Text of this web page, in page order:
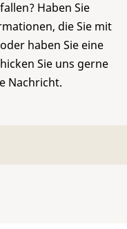
Haben Sie
die Sie mit
haben Sie eine
Sie uns gerne
Nachricht.